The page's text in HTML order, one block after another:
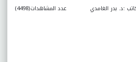
عدد المشاهدات(4498) :د. بدر الغامدي